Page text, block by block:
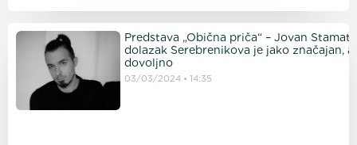
Predstava „Obična priča“ – Jovan
dolazak Serebrenikova je jako značajan,
dovoljno
03/03/2024 14:35